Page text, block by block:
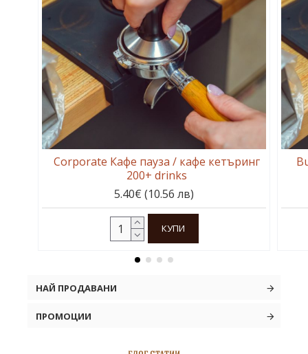
Corporate Кафе пауза / кафе кетъринг
200+ drinks
5.40€ (10.56 лв)
КУПИ
НАЙ ПРОДАВАНИ
ПРОМОЦИИ